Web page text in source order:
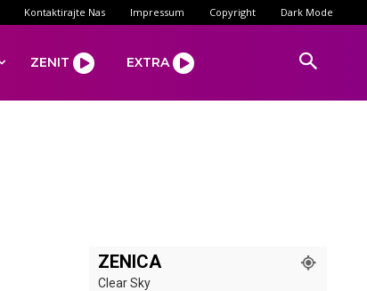
Kontaktirajte Nas Impressum Copyright Dark Mode
ZENIT EXTRA
ZENICA
Clear Sky